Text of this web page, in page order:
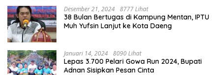
Desember 21, 2024 8777 Lihat
38 Bulan Bertugas di Kampung Mentan, IPTU
Muh Yufsin Lanjut ke Kota Daeng
Januari 14, 2024 8090 Lihat
Lepas 3.700 Pelari Gowa Run 2024, Bupati
Adnan Sisipkan Pesan Cinta